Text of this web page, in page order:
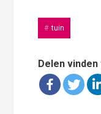
tuin
Delen